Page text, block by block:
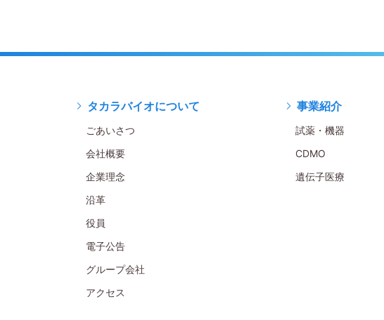
タカラバイオについて
ごあいさつ
会社概要
企業理念
沿革
役員
電子公告
グループ会社
アクセス
事業紹介
試薬・機器
CDMO
遺伝子医療